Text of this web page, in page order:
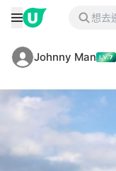
Johnny Man